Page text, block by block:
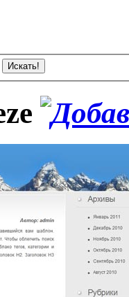
Искать!